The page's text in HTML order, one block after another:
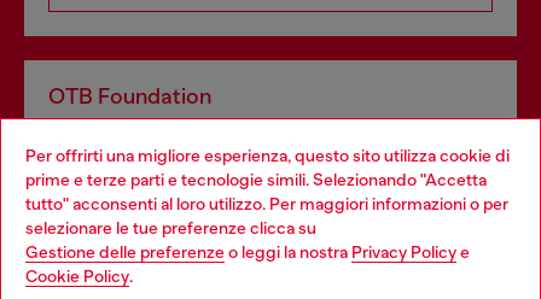
Per offrirti una migliore esperienza, questo sito utilizza cookie di
prime e terze parti e tecnologie simili. Selezionando "Accetta
tutto" acconsenti al loro utilizzo. Per maggiori informazioni o per
selezionare le tue preferenze clicca su
Gestione delle preferenzeo leggi la nostra Privacy Policye
Cookie Policy.
OTB Foundation
profit del gruppo OTB che sostiene progetti concreti per
giovani, donne, inclusione ed emergenze in tutto il mondo.
Choose your location
You are currently browsing Italia website, but it seems you may
be based in United States